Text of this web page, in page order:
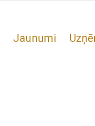
Jaunumi